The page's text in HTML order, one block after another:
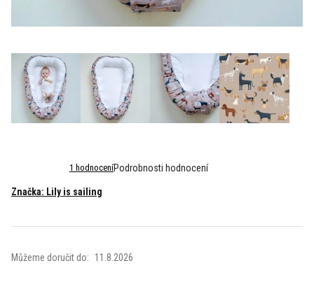
produktu
hvězdiček.
1 hodnoceníPodrobnosti hodnocení
Značka: Lily is sailing
Můžeme doručit do: 11.8.2026